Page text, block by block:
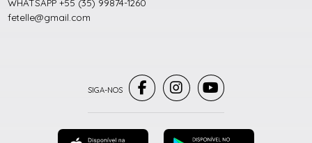
WHATSAPP +55 (35) 99874-1260
fetelle@gmail.com